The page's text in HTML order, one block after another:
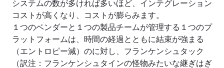
コストが高くなり、コストが膨らみます。
１つのベンダーと１つの製品チームが管理する１つのプ
ラットフォームは、時間の経過とともに結束が強まる
（エントロピー減）のに対し、フランケンシュタック
（訳注：フランケンシュタインの怪物みたいな継ぎはぎ